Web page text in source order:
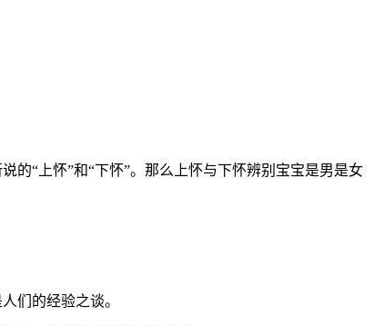
“上怀”和“下怀”。那么上怀与下怀辨别宝宝是男是女
们的经验之谈。